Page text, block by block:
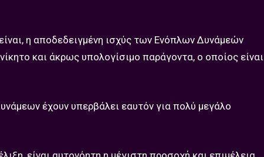
η αποδεδειγμένη ισχύς των Ενόπλων Δυνάμεών
και άκρως υπολογίσιμο παράγοντα, ο οποίος είναι
έχουν υπερβάλει εαυτόν για πολύ μεγάλο